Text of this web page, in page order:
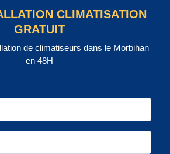
CLIMATISATION
GRATUIT
de climatiseurs dans le Morbihan
en 48H